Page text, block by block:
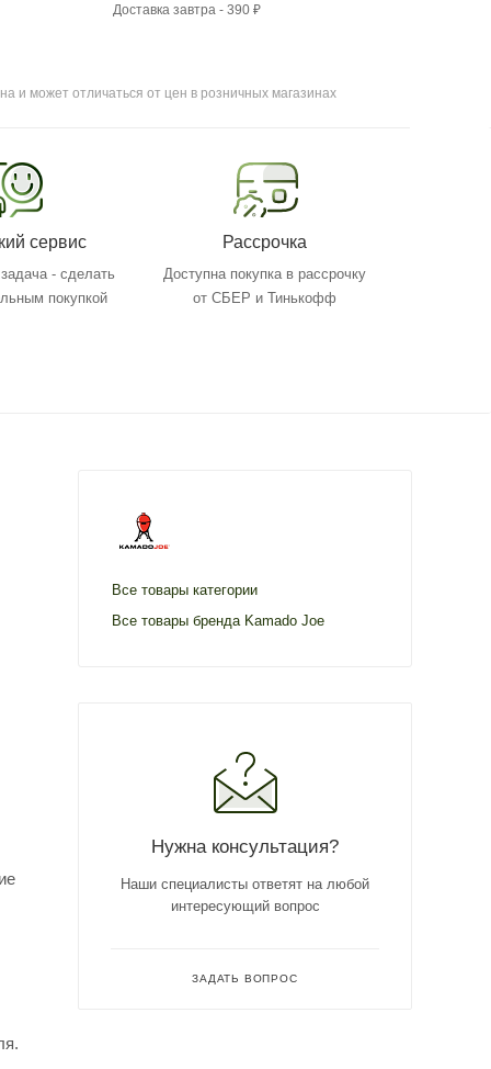
Доставка завтра - 390 ₽
и может отличаться от цен в розничных магазинах
сервис
- сделать
покупкой
Рассрочка
Доступна покупка в рассрочку
от СБЕР и Тинькофф
Все товары категории
Все товары бренда Kamado Joe
Нужна консультация?
Наши специалисты ответят на любой
интересующий вопрос
ЗАДАТЬ ВОПРОС